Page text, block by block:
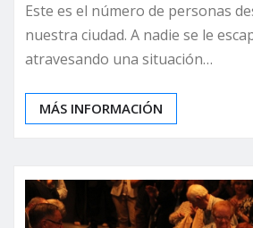
Este es el número de personas
nuestra ciudad. A nadie se le
atravesando una situación…
MÁS INFORMACIÓN